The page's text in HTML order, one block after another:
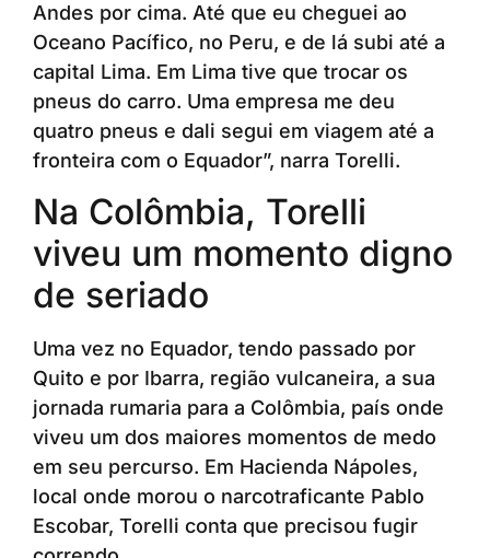
Andes por cima. Até que eu cheguei ao
Oceano Pacífico, no Peru, e de lá subi até a
capital Lima. Em Lima tive que trocar os
pneus do carro. Uma empresa me deu
quatro pneus e dali segui em viagem até a
fronteira com o Equador”, narra Torelli.
Na Colômbia, Torelli
viveu um momento digno
de seriado
Uma vez no Equador, tendo passado por
Quito e por Ibarra, região vulcaneira, a sua
jornada rumaria para a Colômbia, país onde
viveu um dos maiores momentos de medo
em seu percurso. Em Hacienda Nápoles,
local onde morou o narcotraficante Pablo
Escobar, Torelli conta que precisou fugir